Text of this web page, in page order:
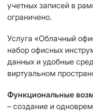
учетных записей в
ограничено.
Услуга «Облачный
набор офисных
данных и удобные
виртуальном
Функциональные
– создание и